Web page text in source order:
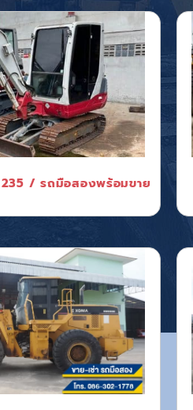
235 / รถมือสองพร้อมขาย